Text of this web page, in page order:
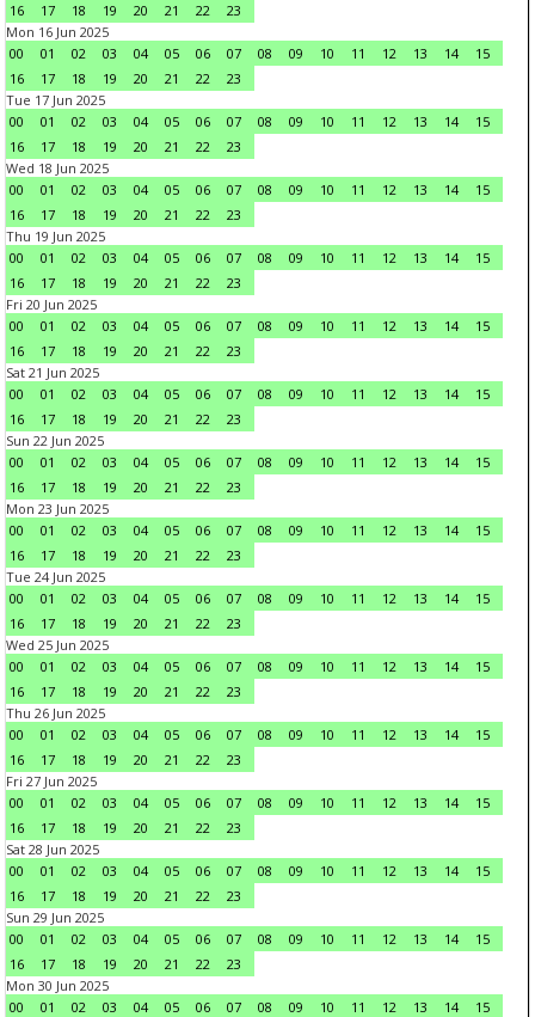
16
17 18 19 20 21 22
23
Mon 16 Jun 2025
00
01 02 03 04 05 06 07 08 09 10 11 12 13 14
15
16
17 18 19 20 21 22
23
Tue 17 Jun 2025
00
01 02 03 04 05 06 07 08 09 10 11 12 13 14
15
16
17 18 19 20 21 22
23
Wed 18 Jun 2025
00
01 02 03 04 05 06 07 08 09 10 11 12 13 14
15
16
17 18 19 20 21 22
23
Thu 19 Jun 2025
00
01 02 03 04 05 06 07 08 09 10 11 12 13 14
15
16
17 18 19 20 21 22
23
Fri 20 Jun 2025
00
01 02 03 04 05 06 07 08 09 10 11 12 13 14
15
16
17 18 19 20 21 22
23
Sat 21 Jun 2025
00
01 02 03 04 05 06 07 08 09 10 11 12 13 14
15
16
17 18 19 20 21 22
23
Sun 22 Jun 2025
00
01 02 03 04 05 06 07 08 09 10 11 12 13 14
15
16
17 18 19 20 21 22
23
Mon 23 Jun 2025
00
01 02 03 04 05 06 07 08 09 10 11 12 13 14
15
16
17 18 19 20 21 22
23
Tue 24 Jun 2025
00
01 02 03 04 05 06 07 08 09 10 11 12 13 14
15
16
17 18 19 20 21 22
23
Wed 25 Jun 2025
00
01 02 03 04 05 06 07 08 09 10 11 12 13 14
15
16
17 18 19 20 21 22
23
Thu 26 Jun 2025
00
01 02 03 04 05 06 07 08 09 10 11 12 13 14
15
16
17 18 19 20 21 22
23
Fri 27 Jun 2025
00
01 02 03 04 05 06 07 08 09 10 11 12 13 14
15
16
17 18 19 20 21 22
23
Sat 28 Jun 2025
00
01 02 03 04 05 06 07 08 09 10 11 12 13 14
15
16
17 18 19 20 21 22
23
Sun 29 Jun 2025
00
01 02 03 04 05 06 07 08 09 10 11 12 13 14
15
16
17 18 19 20 21 22
23
Mon 30 Jun 2025
00
01 02 03 04 05 06 07 08 09 10 11 12 13 14 15